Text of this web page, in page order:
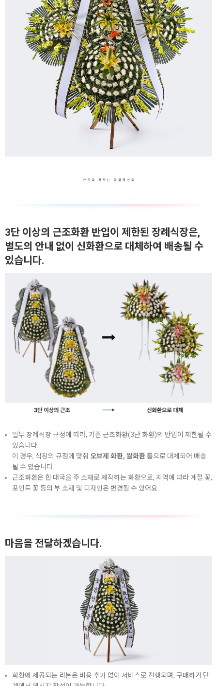
3단 이상의 근조화환 반입이 제한된 장례식장은,
별도의 안내 없이 신화환으로 대체하여 배송될 수
있습니다.
일부 장례식장 규정에 따라, 기존 근조화환(3단 화환)의 반입이 제한될 수
있습니다.
이 경우, 식장의 규정에 맞춰 오브제 화환, 쌀화환 등으로 대체되어 배송
될 수 있습니다.
근조화환은 흰 대국을 주 소재로 제작하는 화환으로, 지역에 따라 계절 꽃,
포인트 꽃 등의 부 소재 및 디자인은 변경될 수 있어요.
마음을 전달하겠습니다.
화환에 제공되는 리본은 비용 추가 없이 서비스로 진행되며, 구매하기 단